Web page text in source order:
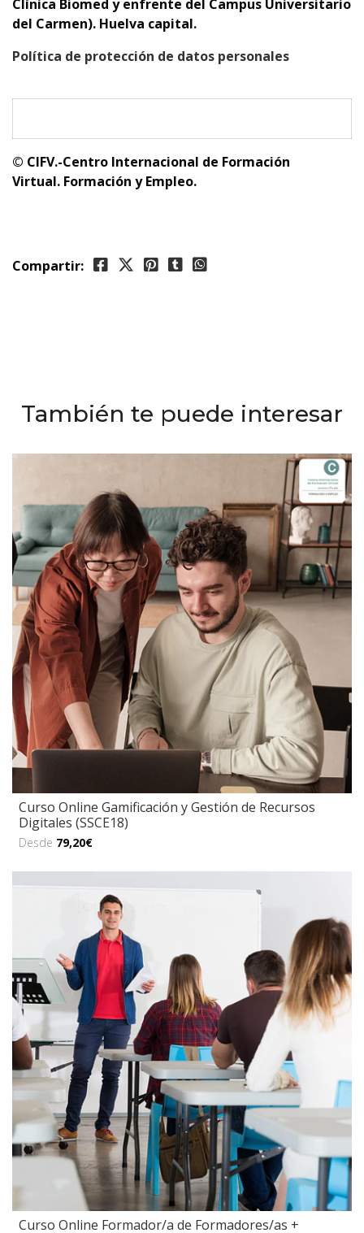
Clínica Biomed y enfrente del Campus Universitario
del Carmen). Huelva capital.
Política de protección de datos personales
© CIFV.-Centro Internacional de Formación
Virtual. Formación y Empleo.
Compartir:
También te puede interesar
Curso Online Gamificación y Gestión de Recursos
Digitales (SSCE18)
Desde 79,20€
Curso Online Formador/a de Formadores/as +